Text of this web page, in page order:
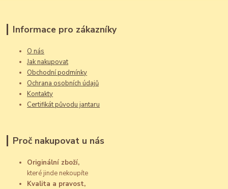
Informace pro zákazníky
O nás
Jak nakupovat
Obchodní podmínky
Ochrana osobních údajů
Kontakty
Certifikát původu jantaru
Proč nakupovat u nás
Originální zboží,
které jinde nekoupíte
Kvalita a pravost,